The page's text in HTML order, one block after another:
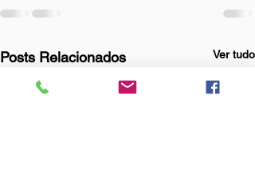
Posts Relacionados Ver tudo